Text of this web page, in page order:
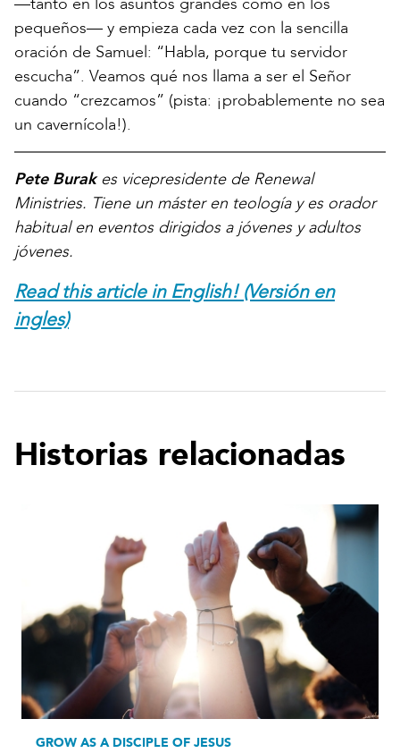
pequeños— y empieza cada vez con la sencilla
oración de Samuel: “Habla, porque tu servidor
escucha”. Veamos qué nos llama a ser el Señor
cuando “crezcamos” (pista: ¡probablemente no sea
un cavernícola!).
Pete Burakes vicepresidente de Renewal
Ministries. Tiene un máster en teología y es orador
habitual en eventos dirigidos a jóvenes y adultos
jóvenes.
Read this article in English! (Versión en
ingles)
Historias relacionadas
GROW AS A DISCIPLE OF JESUS